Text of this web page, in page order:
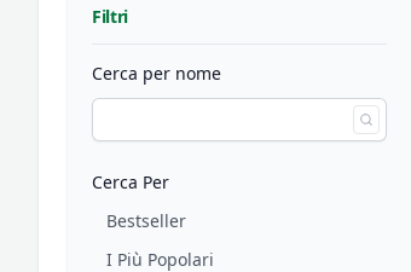
Filtri
Cerca per nome
Cerca Per
Bestseller
I Più Popolari